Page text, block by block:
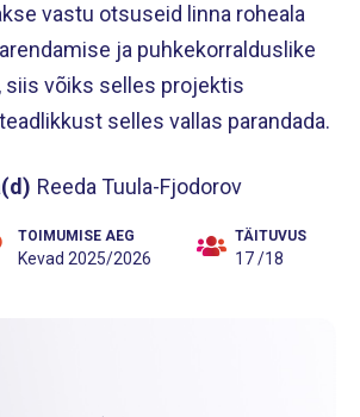
vastu otsuseid linna roheala
ja puhkekorralduslike
siis võiks selles projektis
selles vallas parandada.
Reeda Tuula-Fjodorov
TOIMUMISE AEG
Kevad 2025/2026
TÄITUVUS
17 /18